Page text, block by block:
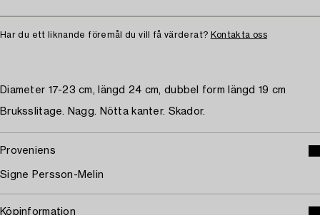
Har du ett liknande föremål du vill få värderat? Kontakta oss
Diameter 17-23 cm, längd 24 cm, dubbel form längd 19 cm
Bruksslitage. Nagg. Nötta kanter. Skador.
Proveniens
Signe Persson-Melin
Köpinformation